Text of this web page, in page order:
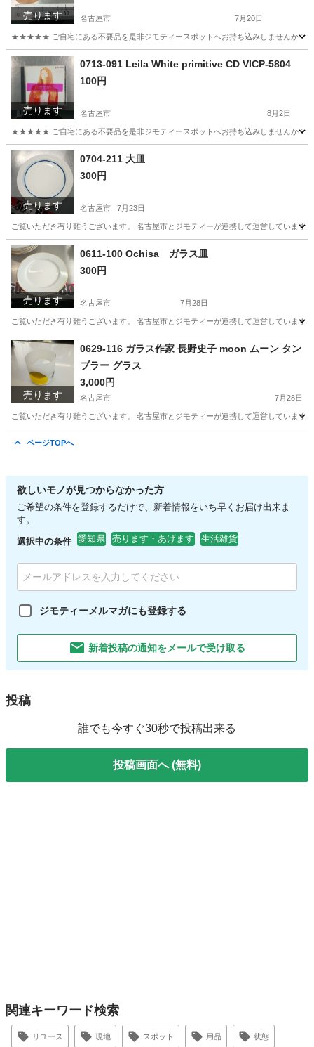
売ります 名古屋市 7月20日
★★★★★ ご自宅にある不要品を是非ジモティースポットへお持ち込みしませんか？
愛知 名古屋市
売ります
0713-091 Leila White primitive CD VICP-5804
100円
名古屋市 8月2日
★★★★★ ご自宅にある不要品を是非ジモティースポットへお持ち込みしませんか？
愛知 名古屋市 White
売ります
0704-211 大皿
300円
名古屋市 7月23日
ご覧いただき有り難うございます。 名古屋市とジモティーが連携して運営してい
愛知 名古屋市
売ります
0611-100 Ochisa ガラス皿
300円
名古屋市 7月28日
ご覧いただき有り難うございます。 名古屋市とジモティーが連携して運営してい
愛知 名古屋市 リユース
売ります
0629-116 ガラス作家 長野史子 moon ムーン タン
ブラー グラス
3,000円
名古屋市 7月28日
ご覧いただき有り難うございます。 名古屋市とジモティーが連携して運営してい
ページTOPへ
欲しいモノが見つからなかった方
ご希望の条件を登録するだけで、新着情報をいち早くお届け出来ま
す。
選択中の条件 愛知県 売ります・あげます 生活雑貨
ジモティーメルマガにも登録する
新着投稿の通知をメールで受け取る
投稿
誰でも今すぐ30秒で投稿出来る
投稿画面へ (無料)
関連キーワード検索
リユース 現地 スポット 用品 状態